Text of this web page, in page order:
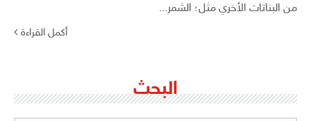
من البناتات الأخري مثل؛ الشمر...
أكمل القراءة
البحث